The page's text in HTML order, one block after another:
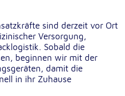
sind derzeit vor Ort
Versorgung,
Sobald die
beginnen wir mit der
damit die
in ihr Zuhause